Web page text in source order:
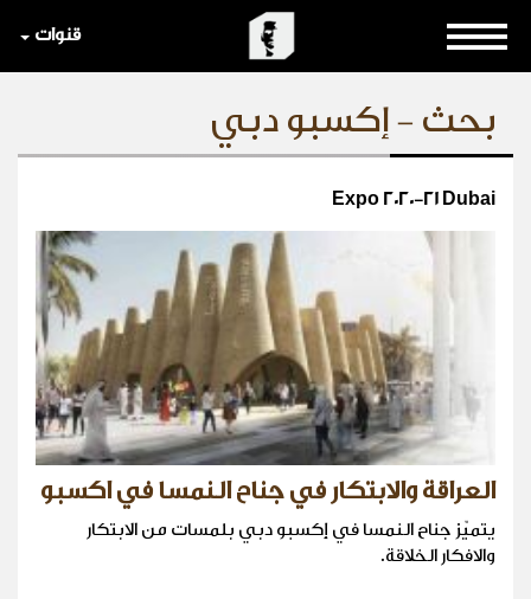
قنوات
بحث - إكسبو دبي
Expo 2020-21 Dubai
العراقة والابتكار في جناح النمسا في اكسبو
يتميّز جناح النمسا في إكسبو دبي بلمسات من الابتكار
والافكار الخلاقة.